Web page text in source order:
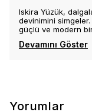
Iskira Yüzük,
devinimini
güçlü ve modern
Devamını Göster
Yorumlar